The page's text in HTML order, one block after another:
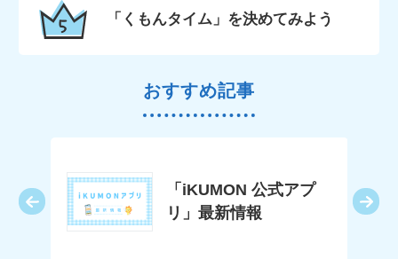
「くもんタイム」を決めてみよう
おすすめ記事
っ
「iKUMON 公式アプ
リ」最新情報